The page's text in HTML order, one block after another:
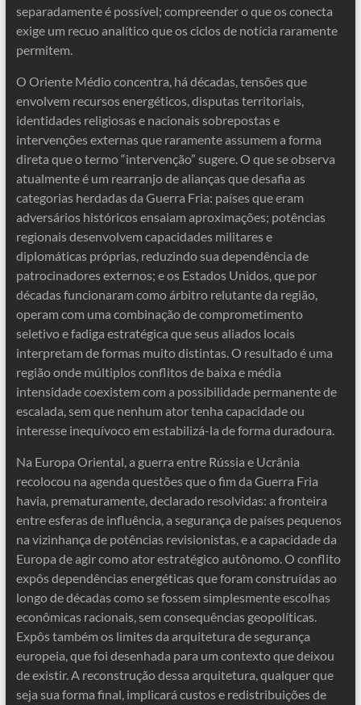
separadamente é possível; compreender o que os conecta
exige um recuo analítico que os ciclos de notícia raramente
permitem.
O Oriente Médio concentra, há décadas, tensões que
envolvem recursos energéticos, disputas territoriais,
identidades religiosas e nacionais sobrepostas e
intervenções externas que raramente assumem a forma
direta que o termo “intervenção” sugere. O que se observa
atualmente é um rearranjo de alianças que desafia as
categorias herdadas da Guerra Fria: países que eram
adversários históricos ensaiam aproximações; potências
regionais desenvolvem capacidades militares e
diplomáticas próprias, reduzindo sua dependência de
patrocinadores externos; e os Estados Unidos, que por
décadas funcionaram como árbitro relutante da região,
operam com uma combinação de comprometimento
seletivo e fadiga estratégica que seus aliados locais
interpretam de formas muito distintas. O resultado é uma
região onde múltiplos conflitos de baixa e média
intensidade coexistem com a possibilidade permanente de
escalada, sem que nenhum ator tenha capacidade ou
interesse inequívoco em estabilizá-la de forma duradoura.
Na Europa Oriental, a guerra entre Rússia e Ucrânia
recolocou na agenda questões que o fim da Guerra Fria
havia, prematuramente, declarado resolvidas: a fronteira
entre esferas de influência, a segurança de países pequenos
na vizinhança de potências revisionistas, e a capacidade da
Europa de agir como ator estratégico autônomo. O conflito
expôs dependências energéticas que foram construídas ao
longo de décadas como se fossem simplesmente escolhas
econômicas racionais, sem consequências geopolíticas.
Expôs também os limites da arquitetura de segurança
europeia, que foi desenhada para um contexto que deixou
de existir. A reconstrução dessa arquitetura, qualquer que
seja sua forma final, implicará custos e redistribuições de